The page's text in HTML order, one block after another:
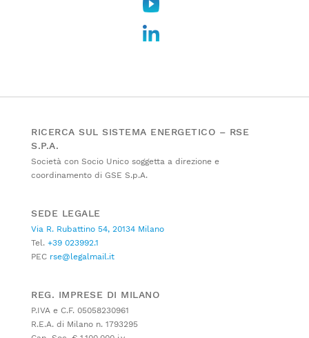
RICERCA SUL SISTEMA ENERGETICO – RSE
S.P.A.
Società con Socio Unico soggetta a direzione e
coordinamento di GSE S.p.A.
SEDE LEGALE
Via R. Rubattino 54, 20134 Milano
Tel. +39 023992.1
PEC rse@legalmail.it
REG. IMPRESE DI MILANO
P.IVA e C.F. 05058230961
R.E.A. di Milano n. 1793295